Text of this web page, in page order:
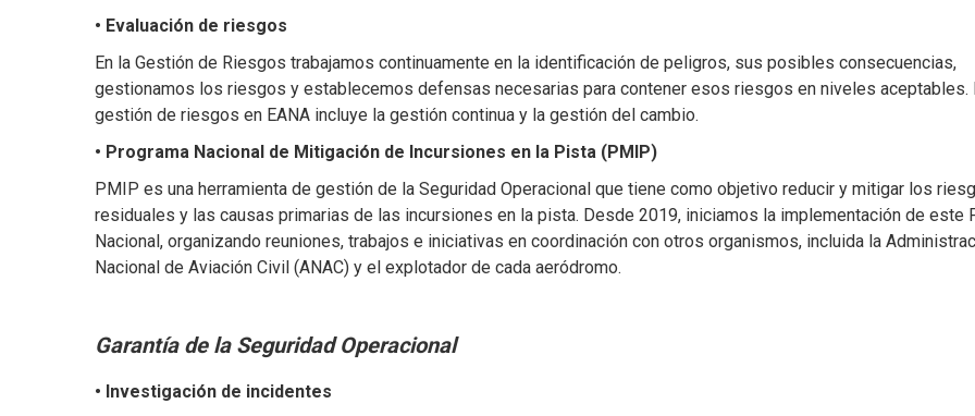
• Evaluación de riesgos
En la Gestión de Riesgos trabajamos continuamente en la identificación de peligros, sus posibles consecuencias,
gestionamos los riesgos y establecemos defensas necesarias para contener esos riesgos en niveles aceptables.
gestión de riesgos en EANA incluye la gestión continua y la gestión del cambio.
• Programa Nacional de Mitigación de Incursiones en la Pista (PMIP)
PMIP es una herramienta de gestión de la Seguridad Operacional que tiene como objetivo reducir y mitigar los
residuales y las causas primarias de las incursiones en la pista. Desde 2019, iniciamos la implementación de este
Nacional, organizando reuniones, trabajos e iniciativas en coordinación con otros organismos, incluida la
Nacional de Aviación Civil (ANAC) y el explotador de cada aeródromo.
Garantía de la Seguridad Operacional
• Investigación de incidentes